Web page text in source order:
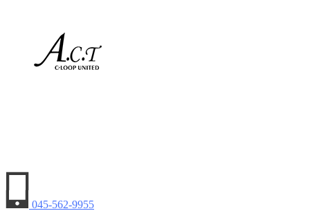
045-562-9955